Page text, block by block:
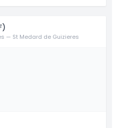
— St Medard de Guizieres